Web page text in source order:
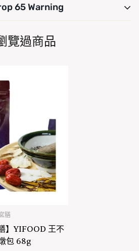
我們希望您對您的購買感到 100%
65 Warning
Consuming this product can
including, Arsenic (Inorganic),
Bisphenol A (BPA),
and Cadmium, which are known
to cause birth defects or other
more information go to
food
覽過商品
膳
】YIFOOD 王不
包 68g